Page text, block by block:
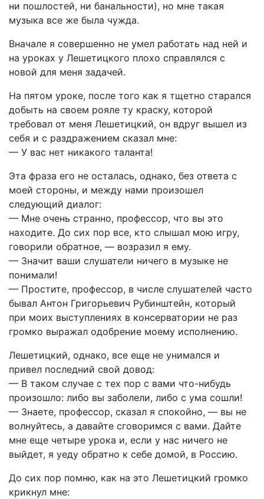
ни пошлостей, ни банальности), но мне такая
музыка все же была чужда.
Вначале я совершенно не умел работать над ней и
на уроках у Лешетицкого плохо справлялся с
новой для меня задачей.
На пятом уроке, после того как я тщетно старался
добыть на своем рояле ту краску, которой
требовал от меня Лешетицкий, он вдруг вышел из
себя и с раздражением сказал мне:
— У вас нет никакого таланта!
Эта фраза его не осталась, однако, без ответа с
моей стороны, и между нами произошел
следующий диалог:
— Мне очень странно, профессор, что вы это
находите. До сих пор все, кто слышал мою игру,
говорили обратное, — возразил я ему.
— Значит ваши слушатели ничего в музыке не
понимали!
— Простите, профессор, в числе слушателей часто
бывал Антон Григорьевич Рубинштейн, который
при моих выступлениях в консерватории не раз
громко выражал одобрение моему исполнению.
Лешетицкий, однако, все еще не унимался и
привел последний свой довод:
— В таком случае с тех пор с вами что-нибудь
произошло: либо вы заболели, либо с ума сошли!
— Знаете, профессор, сказал я спокойно, — вы не
волнуйтесь, а давайте сговоримся с вами. Дайте
мне еще четыре урока и, если у нас ничего не
выйдет, я уеду обратно к себе домой, в Россию.
До сих пор помню, как на это Лешетицкий громко
крикнул мне: